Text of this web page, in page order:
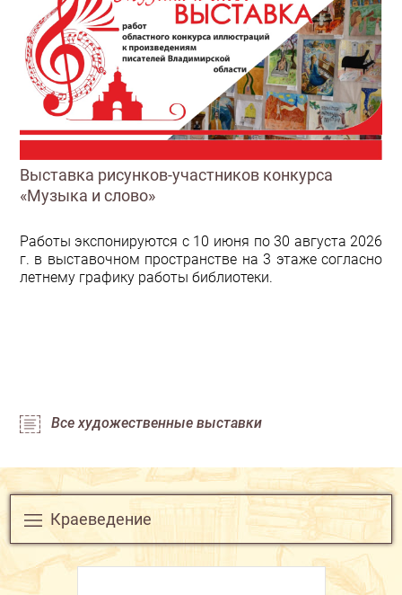
Выставка рисунков-участников конкурса
«Музыка и слово»
Работы экспонируются с 10 июня по 30 августа 2026
г. в выставочном пространстве на 3 этаже согласно
летнему графику работы библиотеки.
Все художественные выставки
Краеведение